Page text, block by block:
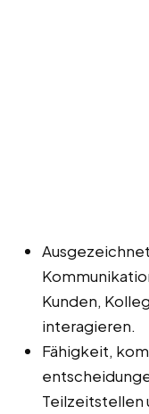
Kunden,
interagieren.
Fähigkeit,
Teilzeitstellen